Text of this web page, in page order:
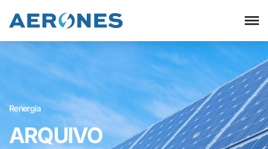
Renergia
ARQUIVO